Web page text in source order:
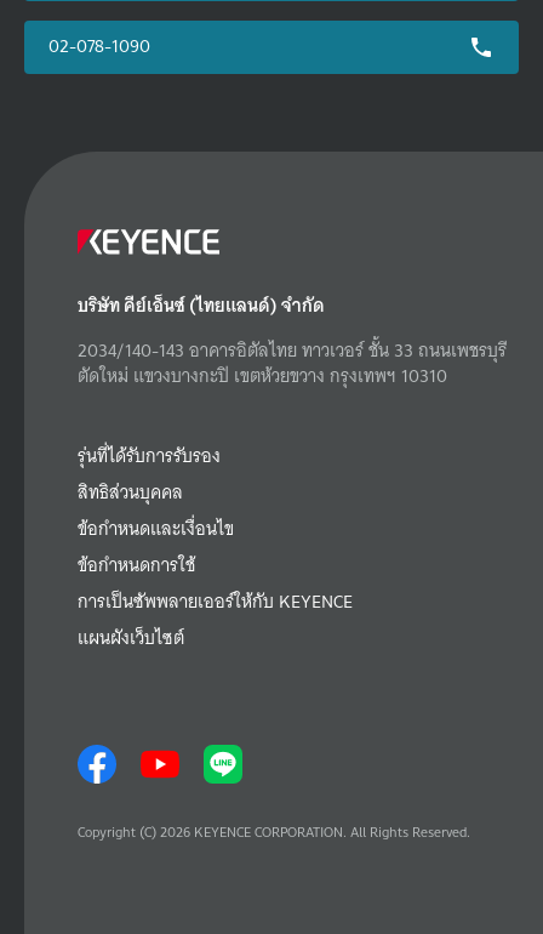
02-078-1090
บริษัท คีย์เอ็นซ์ (ไทยแลนด์) จำกัด
2034/140-143 อาคารอิตัลไทย ทาวเวอร์ ชั้น 33 ถนนเพชรบุรี
ตัดใหม่ แขวงบางกะปิ เขตห้วยขวาง กรุงเทพฯ 10310
รุ่นที่ได้รับการรับรอง
สิทธิส่วนบุคคล
ข้อกำหนดและเงื่อนไข
ข้อกำหนดการใช้
การเป็นซัพพลายเออร์ให้กับ KEYENCE
แผนผังเว็บไซต์
Copyright (C) 2026 KEYENCE CORPORATION. All Rights Reserved.